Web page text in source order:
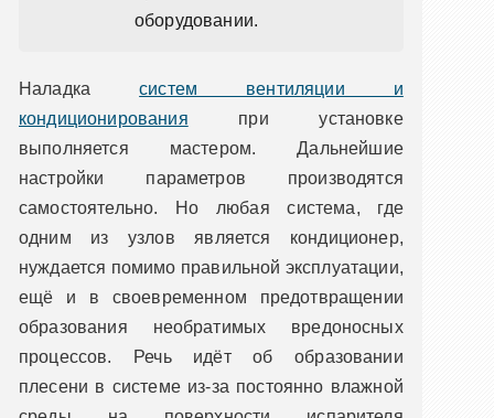
оборудовании.
Наладкасистем вентиляции и
кондиционирования при установке
выполняется мастером. Дальнейшие
настройки параметров производятся
самостоятельно. Но любая система, где
одним из узлов является кондиционер,
нуждается помимо правильной эксплуатации,
ещё и в своевременном предотвращении
образования необратимых вредоносных
процессов. Речь идёт об образовании
плесени в системе из-за постоянно влажной